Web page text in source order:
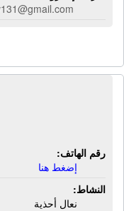
شركة أبو
رقم الهاتف:
إضغط هنا
النشاط:
نعال أحذية